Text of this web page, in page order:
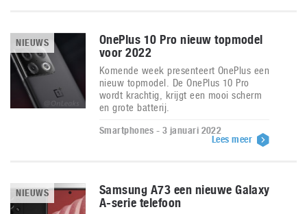
NIEUWS
OnePlus 10 Pro nieuw topmodel
voor 2022
Komende week presenteert OnePlus een
nieuw topmodel. De OnePlus 10 Pro
wordt krachtig, krijgt een mooi scherm
en grote batterij.
Smartphones - 3 januari 2022
Lees meer
NIEUWS
Samsung A73 een nieuwe Galaxy
A-serie telefoon